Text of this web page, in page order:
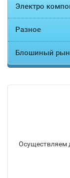
Электро
Разное
Блошиный
Осуществляем